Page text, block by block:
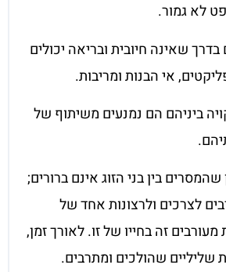
לא גמור.
שאינה חיובית ובריאה יכולים
אי הבנות ומריבות.
ביניהם הם נמנעים משיתוף של
בין בני הזוג אינם ברורים;
לצרכים ולרצונות אחד של
זה בחייו של זו. לאורך זמן,
שליליים שהולכים ומתרבים.